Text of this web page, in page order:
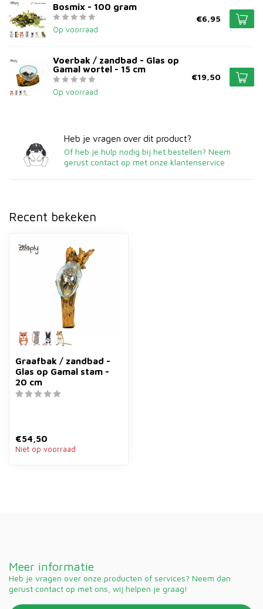
Bosmix - 100 gram
Op voorraad
€6,95
Voerbak / zandbad - Glas op
Gamal wortel - 15 cm
Op voorraad
€19,50
Heb je vragen over dit product?
Of heb je hulp nodig bij het bestellen? Neem
gerust contact op met onze klantenservice
Recent bekeken
Graafbak / zandbad -
Glas op Gamal stam -
20 cm
€54,50
Niet op voorraad
Meer informatie
Heb je vragen over onze producten of services? Neem dan
gerust contact op met ons, wij helpen je graag!